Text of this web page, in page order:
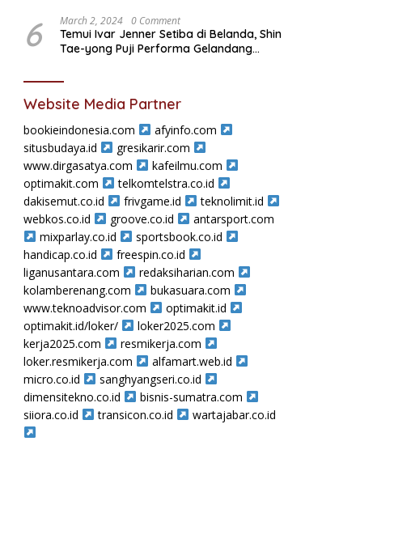
6 March 2, 2024 0 Comment
Temui Ivar Jenner Setiba di Belanda, Shin
Tae-yong Puji Performa Gelandang
Website Media Partner
bookieindonesia.com
afyinfo.com
situsbudaya.id
gresikarir.com
www.dirgasatya.com
kafeilmu.com
optimakit.com
telkomtelstra.co.id
dakisemut.co.id
frivgame.id
teknolimit.id
webkos.co.id
groove.co.id
antarsport.com
mixparlay.co.id
sportsbook.co.id
handicap.co.id
freespin.co.id
liganusantara.com
redaksiharian.com
kolamberenang.com
bukasuara.com
www.teknoadvisor.com
optimakit.id
optimakit.id/loker/
loker2025.com
kerja2025.com
resmikerja.com
loker.resmikerja.com
alfamart.web.id
micro.co.id
sanghyangseri.co.id
dimensitekno.co.id
bisnis-sumatra.com
siiora.co.id
transicon.co.id wartajabar.co.id